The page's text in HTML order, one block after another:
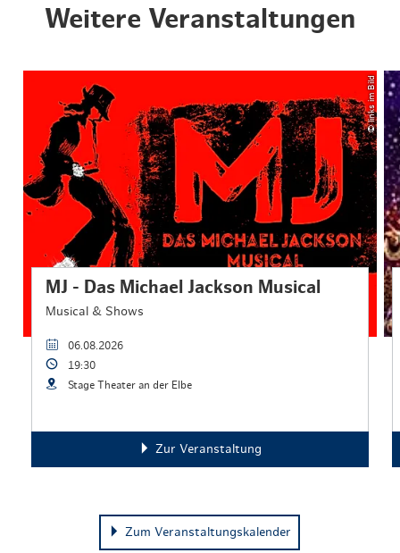
Weitere Veranstaltungen
© links im Bild
MJ - Das Michael Jackson Musical
Musical & Shows
06.08.2026
19:30
Stage Theater an der Elbe
Zur Veranstaltung
Zum Veranstaltungskalender